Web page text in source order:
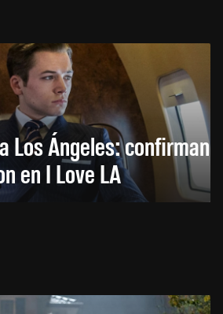
Los Ángeles: confirman
en I Love LA